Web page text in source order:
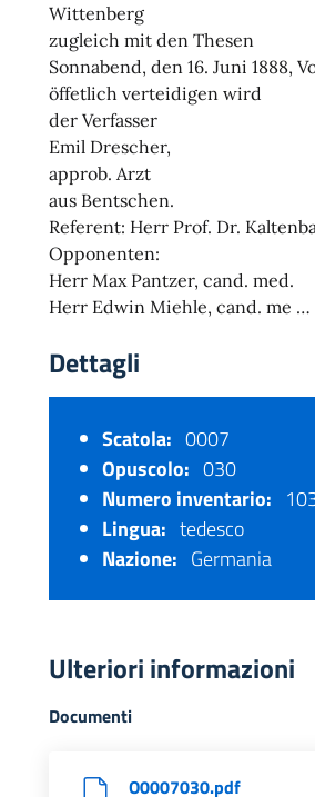
Wittenberg
zugleich mit den Thesen
Sonnabend, den 16. Juni 1888,
öffetlich verteidigen wird
der Verfasser
Emil Drescher,
approb. Arzt
aus Bentschen.
Referent: Herr Prof. Dr.
Opponenten:
Herr Max Pantzer, cand. med.
Herr Edwin Miehle, cand. me …
Dettagli
Scatola: 0007
Opuscolo: 030
Numero inventario:
Lingua: tedesco
Nazione: Germania
Ulteriori informazioni
Documenti
O0007030.pdf